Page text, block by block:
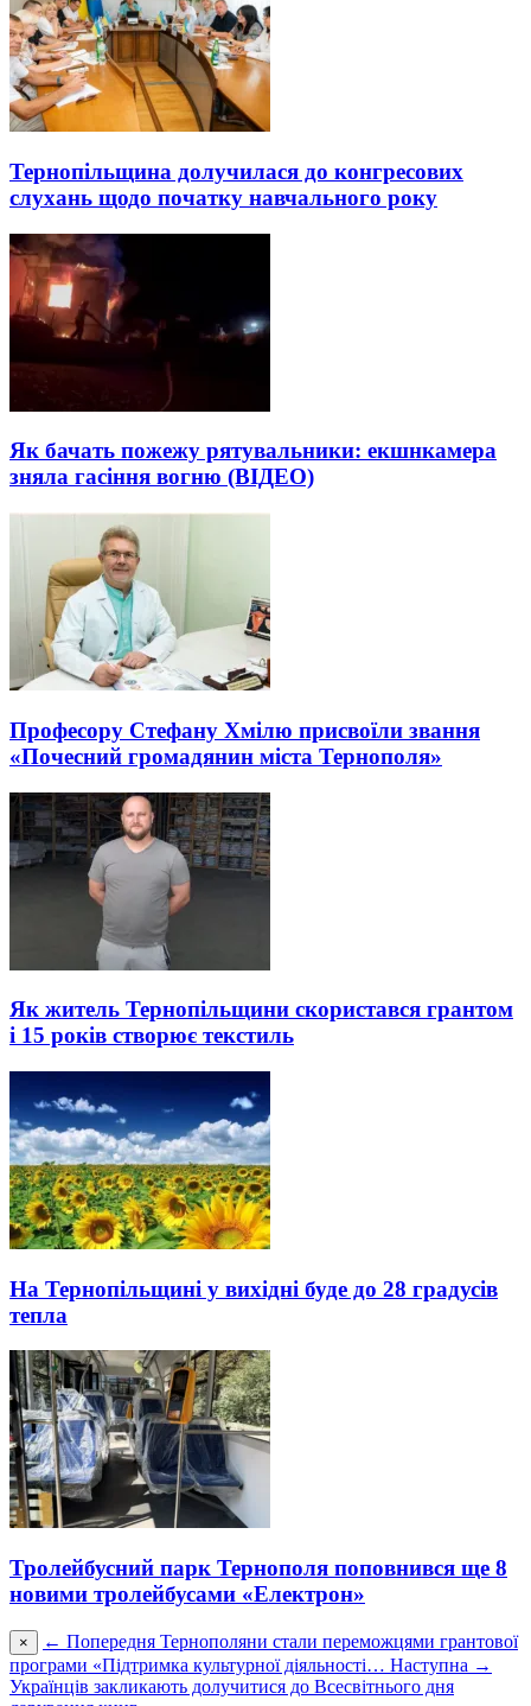
Тернопільщина долучилася до конгресових
слухань щодо початку навчального року
Як бачать пожежу рятувальники: екшнкамера
зняла гасіння вогню (ВІДЕО)
Професору Стефану Хмілю присвоїли звання
«Почесний громадянин міста Тернополя»
Як житель Тернопільщини скористався грантом
і 15 років створює текстиль
На Тернопільщині у вихідні буде до 28 градусів
тепла
Тролейбусний парк Тернополя поповнився ще 8
новими тролейбусами «Електрон»
× ← Попередня Тернополяни стали переможцями грантової
програми «Підтримка культурної діяльності… Наступна →
Українців закликають долучитися до Всесвітнього дня